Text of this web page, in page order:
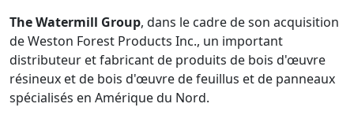
The Watermill Group, dans le cadre de son acquisition
de Weston Forest Products Inc., un important
distributeur et fabricant de produits de bois d'œuvre
résineux et de bois d'œuvre de feuillus et de panneaux
spécialisés en Amérique du Nord.